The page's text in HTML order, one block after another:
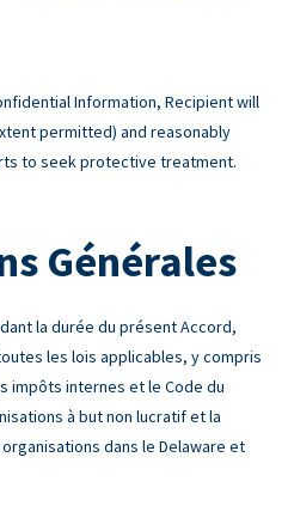
Information, Recipient will
permitted) and reasonably
to seek protective treatment.
Générales
la durée du présent Accord,
les lois applicables, y compris
impôts internes et le Code du
à but non lucratif et la
dans le Delaware et